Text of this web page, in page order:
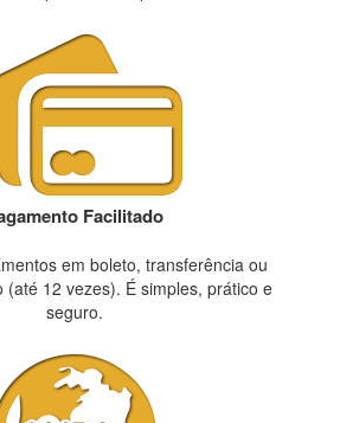
Facilitado
em boleto, transferência ou
(até 12 vezes). É simples, prático e
seguro.